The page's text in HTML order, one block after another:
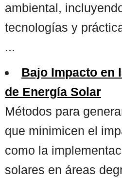
ambiental,
tecnologías y
...
Bajo Impacto en
de Energía Solar
Métodos para
que minimicen el
como la
solares en áreas